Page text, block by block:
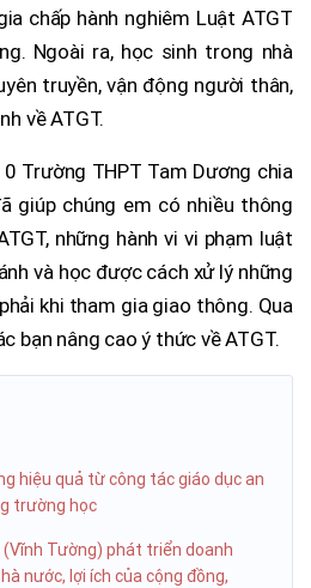
chấp hành nghiêm Luật ATGT
Ngoài ra, học sinh trong nhà
truyền, vận động người thân,
về ATGT.
Trường THPT Tam Dương chia
giúp chúng em có nhiều thông
những hành vi vi phạm luật
và học được cách xử lý những
khi tham gia giao thông. Qua
bạn nâng cao ý thức về ATGT.
hiệu quả từ công tác giáo dục an
trường học
(Vĩnh Tường) phát triển doanh
nước, lợi ích của cộng đồng,